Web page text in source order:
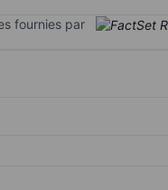
fournies par